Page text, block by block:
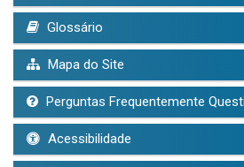
Glossário
Mapa do Site
Perguntas Frequentemente
Acessibilidade